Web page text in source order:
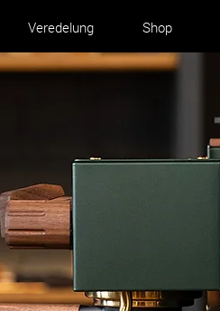
Veredelung Shop